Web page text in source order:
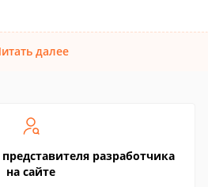
далее
разработчика
на сайте